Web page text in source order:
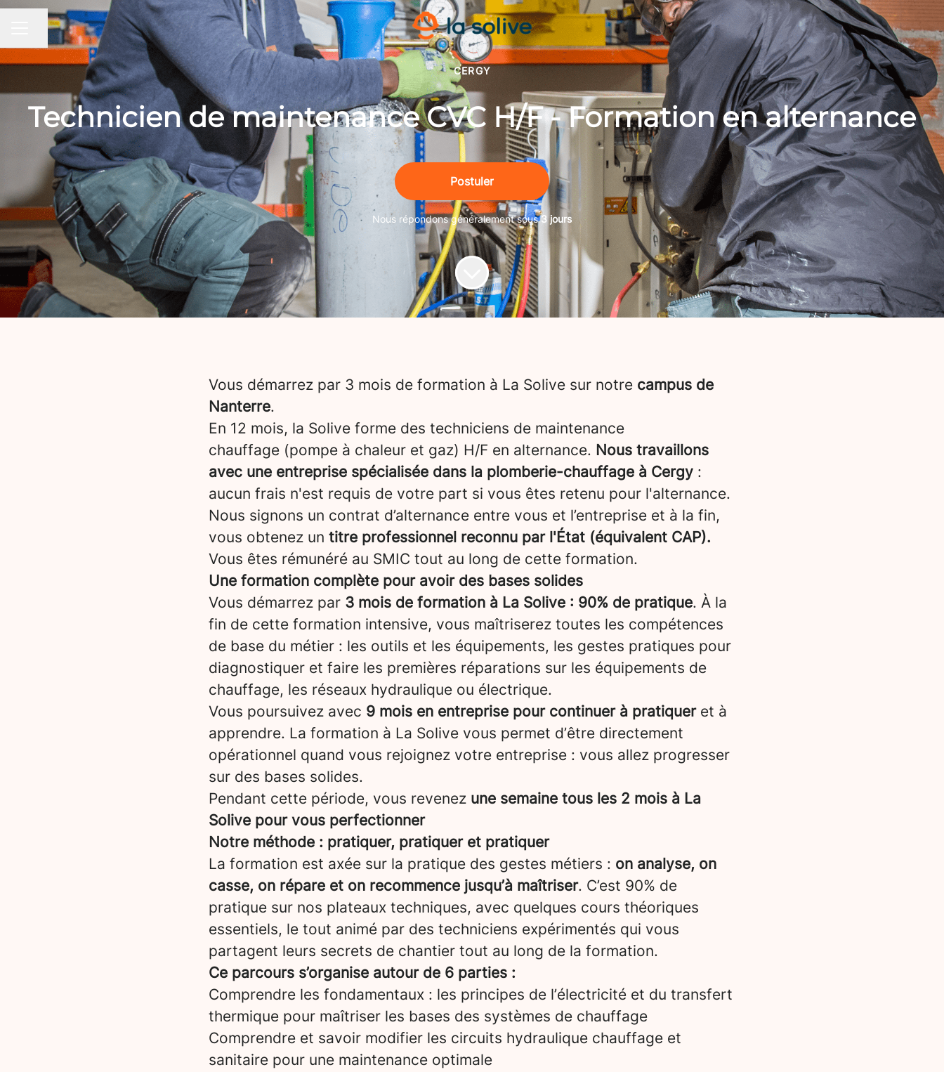
MENU CARRIÈRE
Partager la page
CERGY
Technicien de maintenance CVC H/F - Formation en alternance
Postuler
Nous répondons généralement sous3 jours
Vous démarrez par 3 mois de formation à La Solive sur notre campus de
Nanterre.
En 12 mois, la Solive forme des techniciens de maintenance
chauffage (pompe à chaleur et gaz) H/F en alternance. Nous travaillons
avec une entreprise spécialisée dans la plomberie-chauffage à Cergy :
aucun frais n'est requis de votre part si vous êtes retenu pour l'alternance.
Nous signons un contrat d’alternance entre vous et l’entreprise et à la fin,
vous obtenez un titre professionnel reconnu par l'État (équivalent CAP).
Vous êtes rémunéré au SMIC tout au long de cette formation.
Une formation complète pour avoir des bases solides
Vous démarrez par 3 mois de formation à La Solive : 90% de pratique. À la
fin de cette formation intensive, vous maîtriserez toutes les compétences
de base du métier : les outils et les équipements, les gestes pratiques pour
diagnostiquer et faire les premières réparations sur les équipements de
chauffage, les réseaux hydraulique ou électrique.
Vous poursuivez avec 9 mois en entreprise pour continuer à pratiqueret à
apprendre. La formation à La Solive vous permet d’être directement
opérationnel quand vous rejoignez votre entreprise : vous allez progresser
sur des bases solides.
Pendant cette période, vous revenez une semaine tous les 2 mois à La
Solive pour vous perfectionner
Notre méthode : pratiquer, pratiquer et pratiquer
La formation est axée sur la pratique des gestes métiers : on analyse, on
casse, on répare et on recommence jusqu’à maîtriser. C’est 90% de
pratique sur nos plateaux techniques, avec quelques cours théoriques
essentiels, le tout animé par des techniciens expérimentés qui vous
partagent leurs secrets de chantier tout au long de la formation.
Ce parcours s’organise autour de 6 parties :
Comprendre les fondamentaux : les principes de l’électricité et du transfert
thermique pour maîtriser les bases des systèmes de chauffage
Comprendre et savoir modifier les circuits hydraulique chauffage et
sanitaire pour une maintenance optimale